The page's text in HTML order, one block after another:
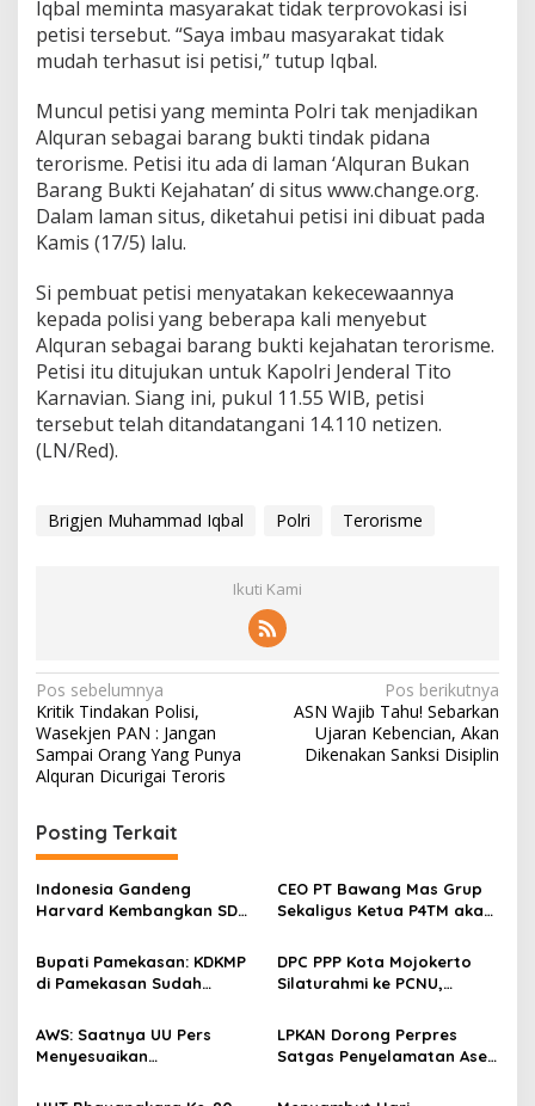
Iqbal meminta masyarakat tidak terprovokasi isi
petisi tersebut. “Saya imbau masyarakat tidak
mudah terhasut isi petisi,” tutup Iqbal.
Muncul petisi yang meminta Polri tak menjadikan
Alquran sebagai barang bukti tindak pidana
terorisme. Petisi itu ada di laman ‘Alquran Bukan
Barang Bukti Kejahatan’ di situs www.change.org.
Dalam laman situs, diketahui petisi ini dibuat pada
Kamis (17/5) lalu.
Si pembuat petisi menyatakan kekecewaannya
kepada polisi yang beberapa kali menyebut
Alquran sebagai barang bukti kejahatan terorisme.
Petisi itu ditujukan untuk Kapolri Jenderal Tito
Karnavian. Siang ini, pukul 11.55 WIB, petisi
tersebut telah ditandatangani 14.110 netizen.
(LN/Red).
Brigjen Muhammad Iqbal Polri Terorisme
Ikuti Kami
N
a
v
i
g
a
s
i
p
o
s
Pos sebelumnya
Kritik Tindakan Polisi,
Wasekjen PAN : Jangan
Sampai Orang Yang Punya
Alquran Dicurigai Teroris
Pos berikutnya
ASN Wajib Tahu! Sebarkan
Ujaran Kebencian, Akan
Dikenakan Sanksi Disiplin
Posting Terkait
Indonesia Gandeng
Harvard Kembangkan SDM
Dunia
CEO PT Bawang Mas Grup
Sekaligus Ketua P4TM akan
Tembakau di Madura
Bupati Pamekasan: KDKMP
di Pamekasan Sudah
Selesai Akhir Juli 2026
DPC PPP Kota Mojokerto
Silaturahmi ke PCNU,
Masyarakat
AWS: Saatnya UU Pers
Menyesuaikan
Digital dan AI
LPKAN Dorong Perpres
Satgas Penyelamatan Aset
Pemberantasan Korupsi